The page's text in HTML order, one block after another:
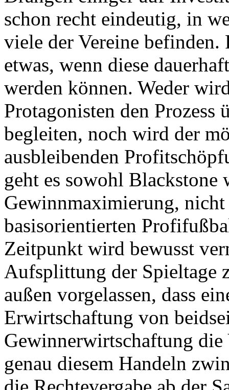
schon recht eindeutig, in
viele der Vereine
etwas, wenn diese
werden können. Weder
Protagonisten den Prozess
begleiten, noch wird der
ausbleibenden
geht es sowohl Blackstone
Gewinnmaximierung,
basisorientierten
Zeitpunkt wird bewusst
Aufsplittung der Spieltage
außen vorgelassen, dass
Erwirtschaftung von
Gewinnerwirtschaftung die
genau diesem Handeln